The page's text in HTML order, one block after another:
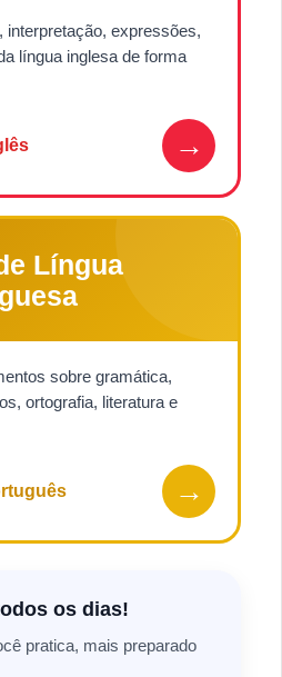
interpretação, expressões,
língua inglesa de forma
→
Língua
sobre gramática,
ortografia, literatura e
→
os dias!
pratica, mais preparado